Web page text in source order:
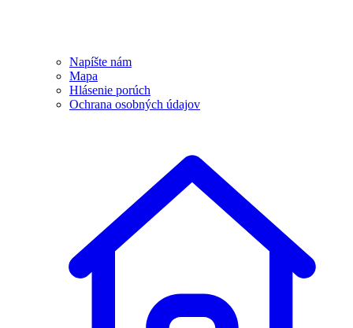
Napíšte nám
Mapa
Hlásenie porúch
Ochrana osobných údajov